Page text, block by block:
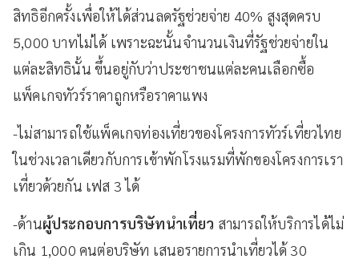
สิทธิอีกครั้งเพื่อให้ได้ส่วนลดรัฐช่วยจ่าย 40% สูงสุดครบ
5,000 บาทไม่ได้ เพราะฉะนั้นจำนวนเงินที่รัฐช่วยจ่ายใน
แต่ละสิทธินั้น ขึ้นอยู่กับว่าประชาชนแต่ละคนเลือกซื้อ
แพ็คเกจทัวร์ราคาถูกหรือราคาแพง
-ไม่สามารถใช้แพ็คเกจท่องเที่ยวของโครงการทัวร์เที่ยวไทย
ในช่วงเวลาเดียวกับการเข้าพักโรงแรมที่พักของโครงการเรา
เที่ยวด้วยกัน เฟส 3 ได้
-ด้านผู้ประกอบการบริษัทนำเที่ยว สามารถให้บริการได้ไม่
เกิน 1,000 คนต่อบริษัท เสนอรายการนำเที่ยวได้ 30